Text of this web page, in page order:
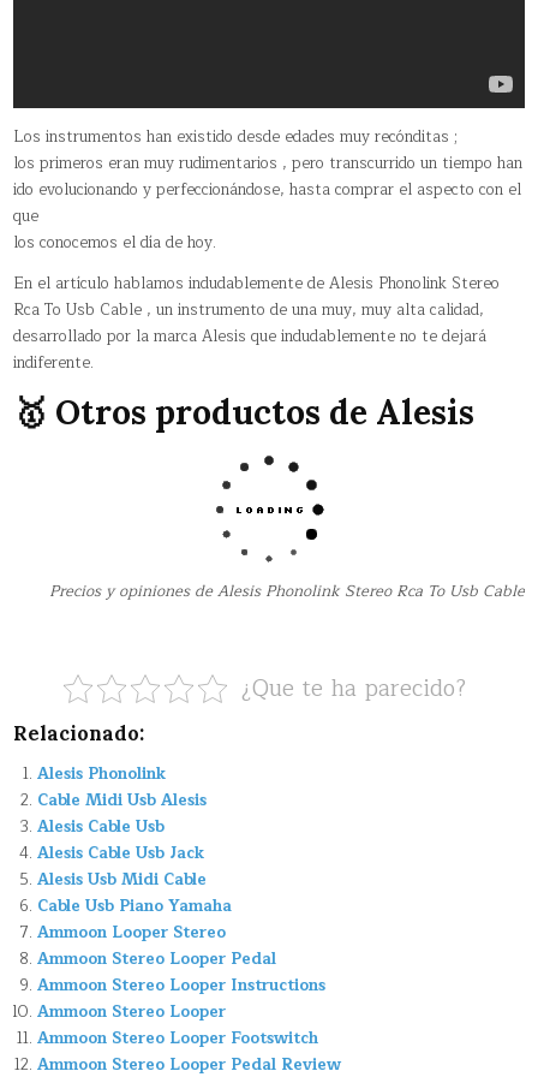
Los instrumentos han existido desde edades muy recónditas ;
los primeros eran muy rudimentarios , pero transcurrido un tiempo han
ido evolucionando y perfeccionándose, hasta comprar el aspecto con el
que
los conocemos el día de hoy.
En el artículo hablamos indudablemente de Alesis Phonolink Stereo
Rca To Usb Cable , un instrumento de una muy, muy alta calidad,
desarrollado por la marca Alesis que indudablemente no te dejará
indiferente.
🥇 Otros productos de Alesis
Precios y opiniones de Alesis Phonolink Stereo Rca To Usb Cable
¿Que te ha parecido?
Relacionado:
Alesis Phonolink
Cable Midi Usb Alesis
Alesis Cable Usb
Alesis Cable Usb Jack
Alesis Usb Midi Cable
Cable Usb Piano Yamaha
Ammoon Looper Stereo
Ammoon Stereo Looper Pedal
Ammoon Stereo Looper Instructions
Ammoon Stereo Looper
Ammoon Stereo Looper Footswitch
Ammoon Stereo Looper Pedal Review